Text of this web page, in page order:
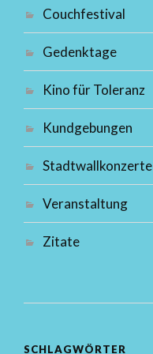
Couchfestival
Gedenktage
Kino für Toleranz
Kundgebungen
Stadtwallkonzerte
Veranstaltung
Zitate
SCHLAGWÖRTER